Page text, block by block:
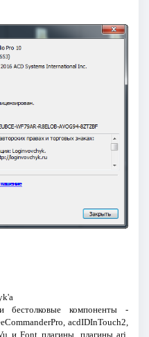
бестолковые компоненты -
acdIDInTouch2,
и Font плагины, плагины arj,